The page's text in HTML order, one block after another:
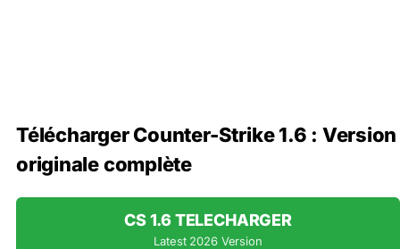
Télécharger Counter-Strike 1.6 : Version
originale complète
CS 1.6 TELECHARGER
Latest 2026 Version